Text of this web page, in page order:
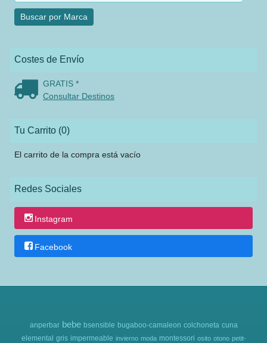
Costes de Envío
GRATIS *
Consultar Destinos
Tu Carrito (0)
El carrito de la compra está vacío
Redes Sociales
Instagram
Facebook
anperbar bebe bsensible bugaboo-camaleon colchoneta cuna
elemental gris impermeable invierno moda montessori osito otono petit-